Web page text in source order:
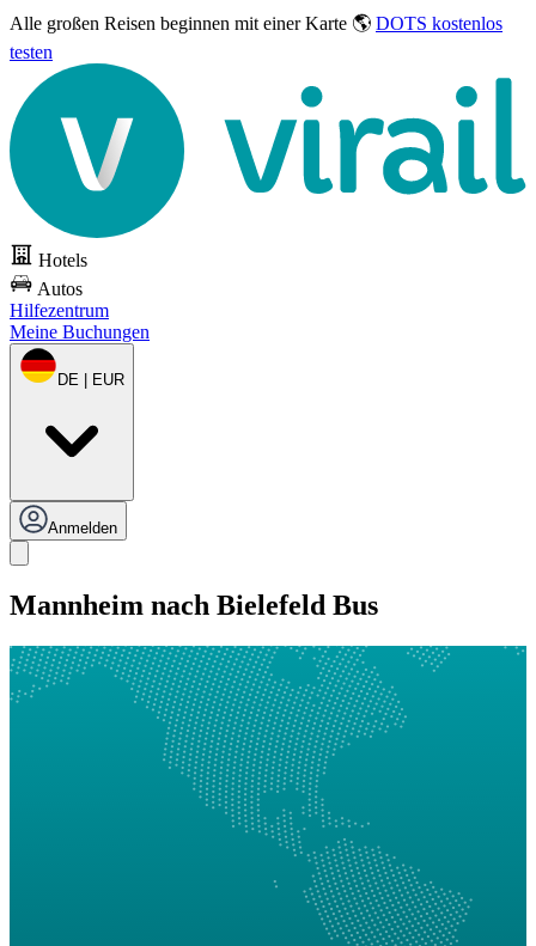
Alle großen Reisen beginnen mit einer Karte 🌎 DOTS kostenlos
testen
Hotels
Autos
Hilfezentrum
Meine Buchungen
DE | EUR
Anmelden
Mannheim nach Bielefeld Bus